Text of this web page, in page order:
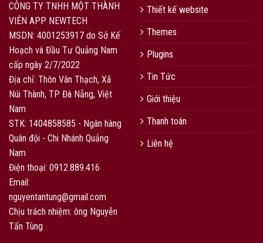
CÔNG TY TNHH MỘT THÀNH
VIÊN APP NEWTECH
MSDN: 4001253917 do Sở Kế
Hoạch và Đầu Tư Quảng Nam
cấp ngày 2/7/2022
Địa chỉ: Thôn Vân Thạch, Xã
Núi Thành, TP Đà Nẵng, Việt
Nam
STK: 1404858585 - Ngân hàng
Quân đội - Chi Nhánh Quảng
Nam
Điện thoại: 0912.889.416
Email:
nguyentantung@gmail.com
Chịu trách nhiệm: ông Nguyễn
Tấn Tùng
Thiết kế website
Themes
Plugins
Tin Tức
Giới thiệu
Thanh toán
Liên hệ